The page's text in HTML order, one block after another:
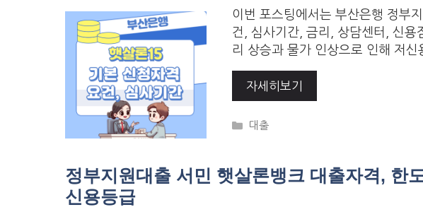
이번 포스팅에서는 부산은행 정부
건, 심사기간, 금리, 상담센터, 신
리 상승과 물가 인상으로 인해 저
자세히보기
Categories
대출
정부지원대출 서민 햇살론뱅크 대출자격, 한
신용등급